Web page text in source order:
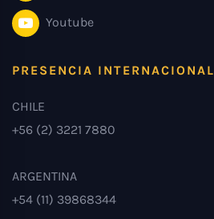
Youtube
PRESENCIA INTERNACIONAL
CHILE
+56 (2) 3221 7880
ARGENTINA
+54 (11) 39868344